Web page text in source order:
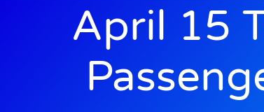
April 15